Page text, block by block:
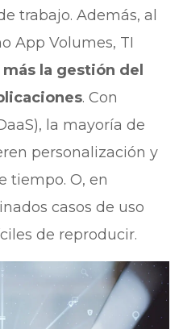
trabajo. Además, al
App Volumes, TI
la gestión del
. Con
la mayoría de
personalización y
tiempo. O, en
casos de uso
de reproducir.